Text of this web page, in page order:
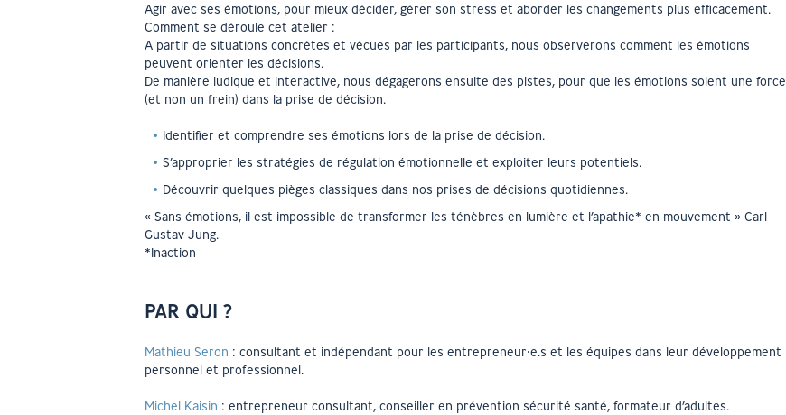
Agir avec ses émotions, pour mieux décider, gérer son stress et aborder les changements plus efficacement.
Comment se déroule cet atelier :
A partir de situations concrètes et vécues par les participants, nous observerons comment les émotions
peuvent orienter les décisions.
De manière ludique et interactive, nous dégagerons ensuite des pistes, pour que les émotions soient une force
(et non un frein) dans la prise de décision.
Identifier et comprendre ses émotions lors de la prise de décision.
S’approprier les stratégies de régulation émotionnelle et exploiter leurs potentiels.
Découvrir quelques pièges classiques dans nos prises de décisions quotidiennes.
« Sans émotions, il est impossible de transformer les ténèbres en lumière et l’apathie* en mouvement » Carl
Gustav Jung.
*Inaction
PAR QUI ?
Mathieu Seron : consultant et indépendant pour les entrepreneur⸱e.s et les équipes dans leur développement
personnel et professionnel.
Michel Kaisin : entrepreneur consultant, conseiller en prévention sécurité santé, formateur d’adultes.